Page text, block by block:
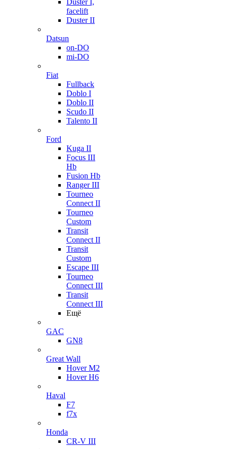
Duster I,
facelift
Duster II
Datsun
on-DO
mi-DO
Fiat
Fullback
Doblo I
Doblo II
Scudo II
Talento II
Ford
Kuga II
Focus III
Hb
Fusion Hb
Ranger III
Tourneo
Connect II
Tourneo
Custom
Transit
Connect II
Transit
Custom
Escape III
Tourneo
Connect III
Transit
Connect III
Ещё
GAC
GN8
Great Wall
Hover M2
Hover H6
Haval
F7
f7x
Honda
CR-V III